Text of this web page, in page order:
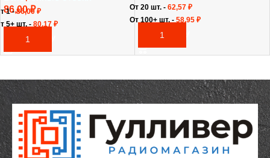
86,00₽
В КОРЗИНУ
1 -86,00₽
5+ шт. - 80,17 ₽
В КОРЗИНУ
От 20 шт. - 62,57 ₽
От 100+ шт. - 58,95 ₽